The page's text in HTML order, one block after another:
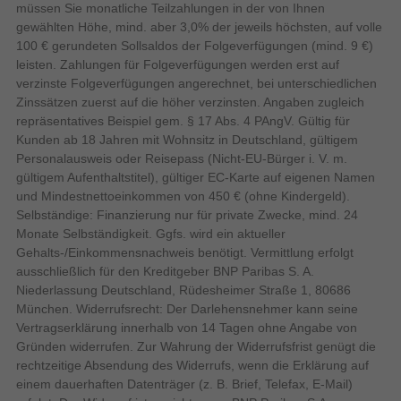
Bildschirmdiagonale von 191 cm und dem Triple Tuner ist der
Fernseher für den alltäglichen TV-Empfang und modernes
Streaming gerüstet. Die Steuerung erfolgt flexibel über die
mitgelieferte Fernbedienung oder über mobile Endgeräte im
Netzwerk.
TCL A400 75A400U. Bildschirmdiagonale: 190,5 cm (75"),
Display-Auflösung: 3840 x 2160 Pixel, HD-Typ: 4K Ultra HD,
Bildschirmtechnologie: QD-Mini LED, Bildschirmform: Flach,
LED-Hintergrundbeleuchtungstyp: QD-Mini LED. Smart-TV.
Motion Interpolation Technologie: PPI (Picture Performance
Index) 4200, Helligkeit: 2500 cd/m², Reaktionszeit: 5,7 ms,
Natives Seitenverhältnis: 16:9. Digitales Signalformatsystem:
DVB-C, DVB-S2, DVB-T2. WLAN, Ethernet/LAN. Produktfarbe:
Schwarz
Anzahl RF Anschlüsse 1
Stromeingang
Anzahl DVI-D-Anschlüsse 0
Optischer Audio-Digitalausgang
HDCP
Anzahl HDMI-Anschlüsse 4
Anzahl Ethernet-LAN-
Anschlüsse (RJ-45)
Anzahl USB 2.0 Anschlüsse 0
Anzahl VGA (D-Sub)
Anschlüsse
0
Audio Return Channel (ARC)
Auto Lautstärkeregler
Anzahl der Lautsprecher 2
müssen Sie monatliche Teilzahlungen in der von Ihnen
gewählten Höhe, mind. aber 3,0% der jeweils höchsten, auf volle
100 € gerundeten Sollsaldos der Folgeverfügungen (mind. 9 €)
leisten. Zahlungen für Folgeverfügungen werden erst auf
verzinste Folgeverfügungen angerechnet, bei unterschiedlichen
Zinssätzen zuerst auf die höher verzinsten. Angaben zugleich
repräsentatives Beispiel gem. § 17 Abs. 4 PAngV. Gültig für
Kunden ab 18 Jahren mit Wohnsitz in Deutschland, gültigem
Personalausweis oder Reisepass (Nicht-EU-Bürger i. V. m.
gültigem Aufenthaltstitel), gültiger EC-Karte auf eigenen Namen
und Mindestnettoeinkommen von 450 € (ohne Kindergeld).
Selbständige: Finanzierung nur für private Zwecke, mind. 24
Monate Selbständigkeit. Ggfs. wird ein aktueller
Gehalts-/Einkommensnachweis benötigt. Vermittlung erfolgt
ausschließlich für den Kreditgeber BNP Paribas S. A.
Niederlassung Deutschland, Rüdesheimer Straße 1, 80686
München. Widerrufsrecht: Der Darlehensnehmer kann seine
Vertragserklärung innerhalb von 14 Tagen ohne Angabe von
Gründen widerrufen. Zur Wahrung der Widerrufsfrist genügt die
rechtzeitige Absendung des Widerrufs, wenn die Erklärung auf
einem dauerhaften Datenträger (z. B. Brief, Telefax, E-Mail)